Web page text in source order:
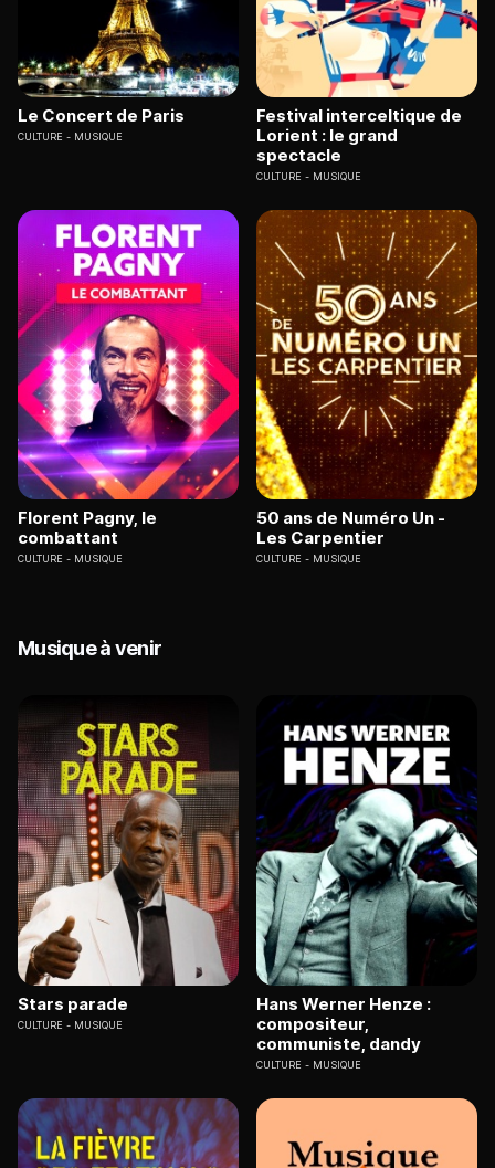
Le Concert de Paris
CULTURE MUSIQUE
Festival interceltique de
Lorient : le grand
spectacle
CULTURE MUSIQUE
Florent Pagny, le
combattant
CULTURE MUSIQUE
50 ans de Numéro Un -
Les Carpentier
CULTURE MUSIQUE
Musique à venir
Stars parade
CULTURE MUSIQUE
Hans Werner Henze :
compositeur,
communiste, dandy
CULTURE MUSIQUE